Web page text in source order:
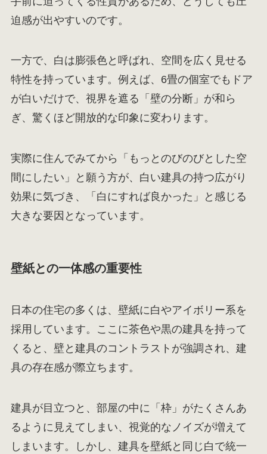
迫感が出やすいのです。
一方で、白は膨張色と呼ばれ、空間を広く見せる
特性を持っています。例えば、6畳の個室でもドア
が白いだけで、視界を遮る「壁の分断」が和ら
ぎ、驚くほど開放的な印象に変わります。
実際に住んでみてから「もっとのびのびとした空
間にしたい」と願う方が、白い建具の持つ広がり
効果に気づき、「白にすれば良かった」と感じる
大きな要因となっています。
壁紙との一体感の重要性
日本の住宅の多くは、壁紙に白やアイボリー系を
採用しています。ここに茶色や黒の建具を持って
くると、壁と建具のコントラストが強調され、建
具の存在感が際立ちます。
建具が目立つと、部屋の中に「枠」がたくさんあ
るように見えてしまい、視覚的なノイズが増えて
しまいます。しかし、建具を壁紙と同じ白で統一